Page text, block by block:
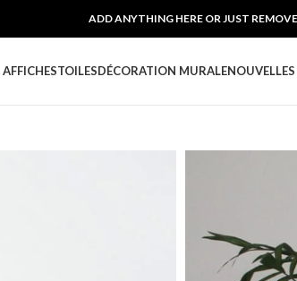
ADD ANYTHING HERE OR JUST
AFFICHESTOILESDÉCORATION MURALENOUVELLES